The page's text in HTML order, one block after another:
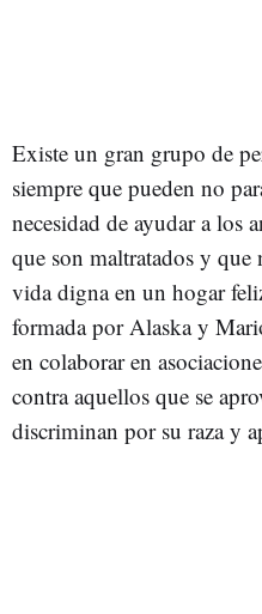
Existe un gran grupo de
siempre que pueden no
necesidad de ayudar a los
que son maltratados y
vida digna en un hogar
formada por Alaska y
en colaborar en
contra aquellos que se
discriminan por su raza y